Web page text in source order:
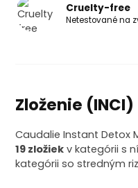
Cruelty-free
Netestované na
Zloženie (INCI)
Caudalie Instant Detox
19 zložiek v kategórii s
kategórii so stredným